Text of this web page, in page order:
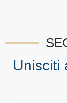
Unisciti